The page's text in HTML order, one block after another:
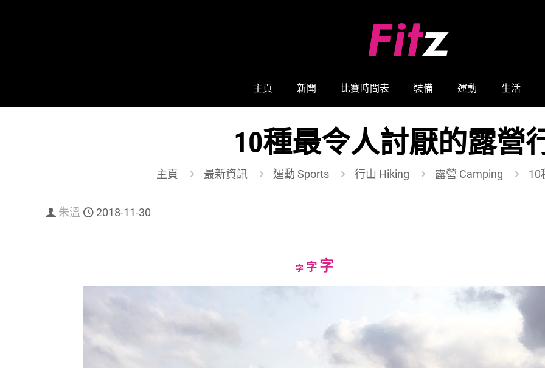
主頁 新聞 比賽時間表 裝備 運動 生活
10種最令人討厭的露營
主頁 最新資訊 運動 Sports 行山 Hiking 露營 Camping 10
朱溫 2018-11-30
字Decrease
字Reset
字Increase